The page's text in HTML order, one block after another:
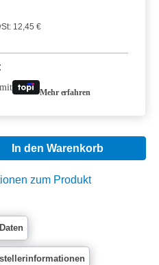
12,45 €
Mehr erfahren
den gewünschten
In den Warenkorb
zum Produkt